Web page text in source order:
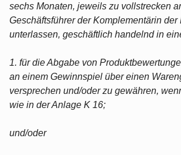
sechs Monaten, jeweils zu vollstrecken
Geschäftsführer der Komplementärin der
unterlassen, geschäftlich handelnd in
1. für die Abgabe von
an einem Gewinnspiel über einen
versprechen und/oder zu gewähren,
wie in der Anlage K 16;
und/oder